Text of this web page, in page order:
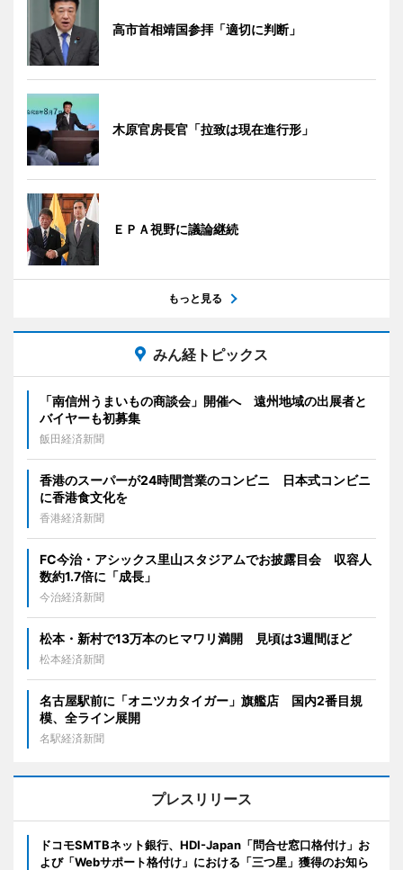
高市首相靖国参拝「適切に判断」
木原官房長官「拉致は現在進行形」
ＥＰＡ視野に議論継続
もっと見る
みん経トピックス
「南信州うまいもの商談会」開催へ 遠州地域の出展者と
バイヤーも初募集
飯田経済新聞
香港のスーパーが24時間営業のコンビニ 日本式コンビニ
に香港食文化を
香港経済新聞
FC今治・アシックス里山スタジアムでお披露目会 収容人
数約1.7倍に「成長」
今治経済新聞
松本・新村で13万本のヒマワリ満開 見頃は3週間ほど
松本経済新聞
名古屋駅前に「オニツカタイガー」旗艦店 国内2番目規
模、全ライン展開
名駅経済新聞
プレスリリース
ドコモSMTBネット銀行、HDI-Japan「問合せ窓口格付け」お
よび「Webサポート格付け」における「三つ星」獲得のお知ら